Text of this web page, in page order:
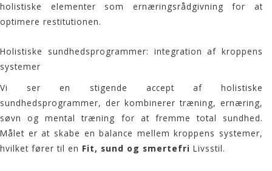
holistiske elementer som ernæringsrådgivning for at
optimere restitutionen.
Holistiske sundhedsprogrammer: integration af kroppens
systemer
Vi ser en stigende accept af holistiske
sundhedsprogrammer, der kombinerer træning, ernæring,
søvn og mental træning for at fremme total sundhed.
Målet er at skabe en balance mellem kroppens systemer,
hvilket fører til en Fit, sund og smertefri Livsstil.